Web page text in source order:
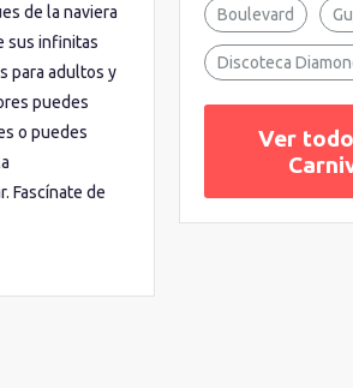
de la naviera
sus infinitas
para adultos y
puedes
o puedes
Fascínate de
Boulevard
Discoteca
Ver